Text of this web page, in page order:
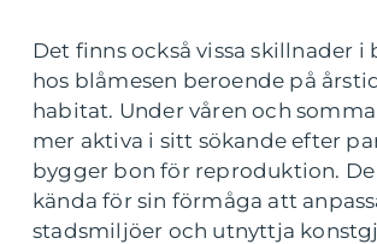
Det finns också vissa skillnader i
hos blåmesen beroende på
habitat. Under våren och
mer aktiva i sitt sökande efter
bygger bon för reproduktion. De
kända för sin förmåga att
stadsmiljöer och utnyttja